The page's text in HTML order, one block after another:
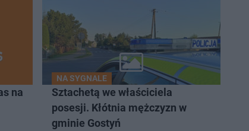
na
NA SYGNALE
Sztachetą we właściciela
posesji. Kłótnia mężczyzn w
gminie Gostyń